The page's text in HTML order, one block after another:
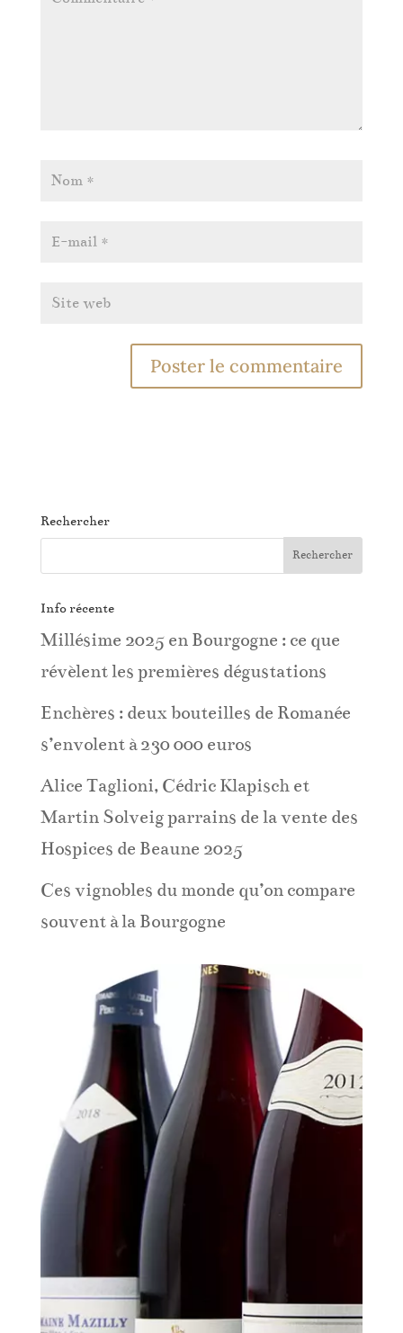
Rechercher
Info récente
Millésime 2025 en Bourgogne : ce que
révèlent les premières dégustations
Enchères : deux bouteilles de Romanée
s’envolent à 230 000 euros
Alice Taglioni, Cédric Klapisch et
Martin Solveig parrains de la vente des
Hospices de Beaune 2025
Ces vignobles du monde qu’on compare
souvent à la Bourgogne